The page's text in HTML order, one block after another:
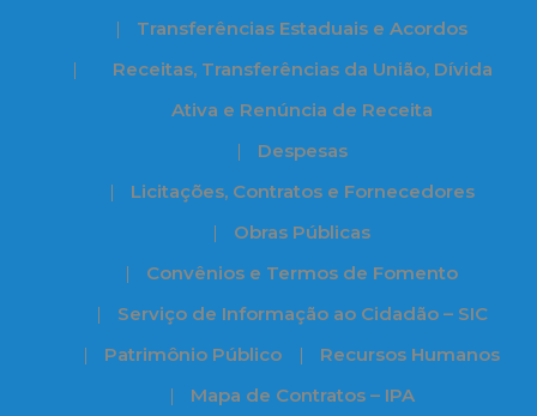
Transferências Estaduais e Acordos
Receitas, Transferências da União, Dívida
Ativa e Renúncia de Receita
Despesas
Licitações, Contratos e Fornecedores
Obras Públicas
Convênios e Termos de Fomento
Serviço de Informação ao Cidadão – SIC
Patrimônio Público
Recursos Humanos
Mapa de Contratos – IPA